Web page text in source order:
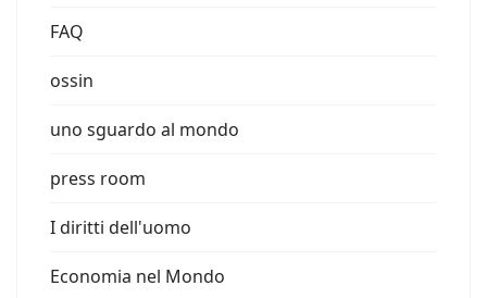
FAQ
ossin
uno sguardo al mondo
press room
I diritti dell'uomo
Economia nel Mondo